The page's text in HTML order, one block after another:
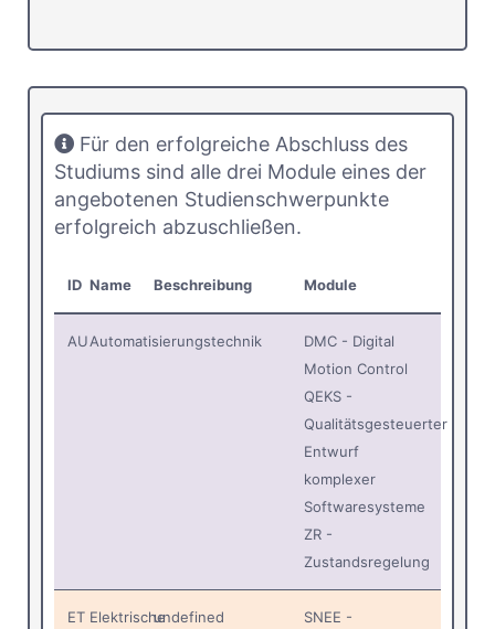
Für den erfolgreiche Abschluss des
Studiums sind alle drei Module eines der
angebotenen Studienschwerpunkte
erfolgreich abzuschließen.
ID Name Beschreibung Module
AUAutomatisierungstechnik
DMC - Digital
Motion Control
QEKS -
Qualitätsgesteuerter
Entwurf
komplexer
Softwaresysteme
ZR -
Zustandsregelung
ET Elektrischeundefined
SNEE -